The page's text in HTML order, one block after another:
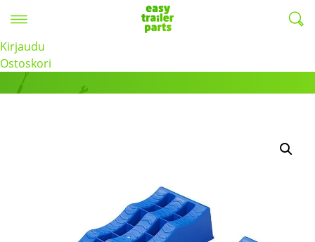
Kirjaudu
Ostoskori
Tuotteet